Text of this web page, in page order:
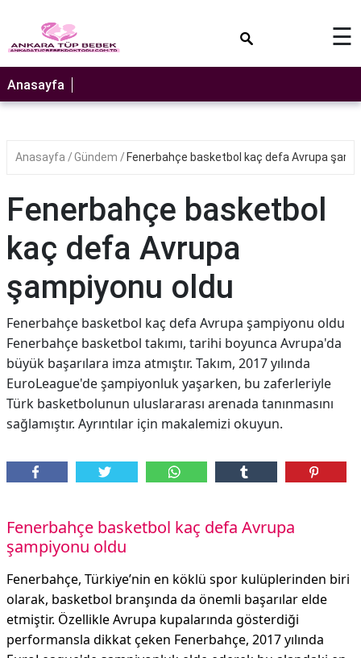
☰
Anasayfa
Anasayfa Gündem Fenerbahçe basketbol kaç defa Avrupa
Fenerbahçe basketbol
kaç defa Avrupa
şampiyonu oldu
Fenerbahçe basketbol kaç defa Avrupa şampiyonu oldu
Fenerbahçe basketbol takımı, tarihi boyunca Avrupa'da
büyük başarılara imza atmıştır. Takım, 2017 yılında
EuroLeague'de şampiyonluk yaşarken, bu zaferleriyle
Türk basketbolunun uluslararası arenada tanınmasını
sağlamıştır. Ayrıntılar için makalemizi okuyun.
Fenerbahçe basketbol kaç defa Avrupa
şampiyonu oldu
Fenerbahçe, Türkiye’nin en köklü spor kulüplerinden biri
olarak, basketbol branşında da önemli başarılar elde
etmiştir. Özellikle Avrupa kupalarında gösterdiği
performansla dikkat çeken Fenerbahçe, 2017 yılında